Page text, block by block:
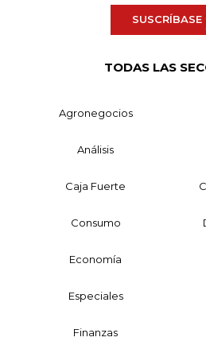
SUSCRÍBASE
TODAS LAS
Agronegocios
Análisis
Caja Fuerte
Consumo
Economía
Especiales
Finanzas